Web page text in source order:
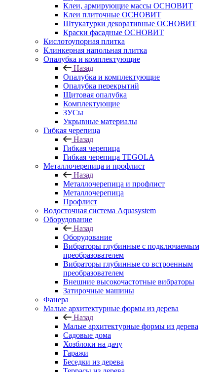
Клеи, армирующие массы ОСНОВИТ
Клеи плиточные ОСНОВИТ
Штукатурки декоративные ОСНОВИТ
Краски фасадные ОСНОВИТ
Кислотоупорная плитка
Клинкерная напольная плитка
Опалубка и комплектующие
Назад
Опалубка и комплектующие
Опалубка перекрытий
Щитовая опалубка
Комплектующие
ЗУСы
Укрывные материалы
Гибкая черепица
Назад
Гибкая черепица
Гибкая черепица TEGOLA
Металлочерепица и профлист
Назад
Металлочерепица и профлист
Металлочерепица
Профлист
Водосточная система Aquasystem
Оборудование
Назад
Оборудование
Вибраторы глубинные с подключаемым
преобразователем
Вибраторы глубинные со встроенным
преобразователем
Внешние высокочастотные вибраторы
Затирочные машины
Фанера
Малые архитектурные формы из дерева
Назад
Малые архитектурные формы из дерева
Садовые дома
Хозблоки на дачу
Гаражи
Беседки из дерева